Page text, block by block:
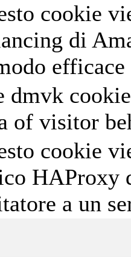
cookie
di
dmvk
of visitor
cookie
HAProxy
a un